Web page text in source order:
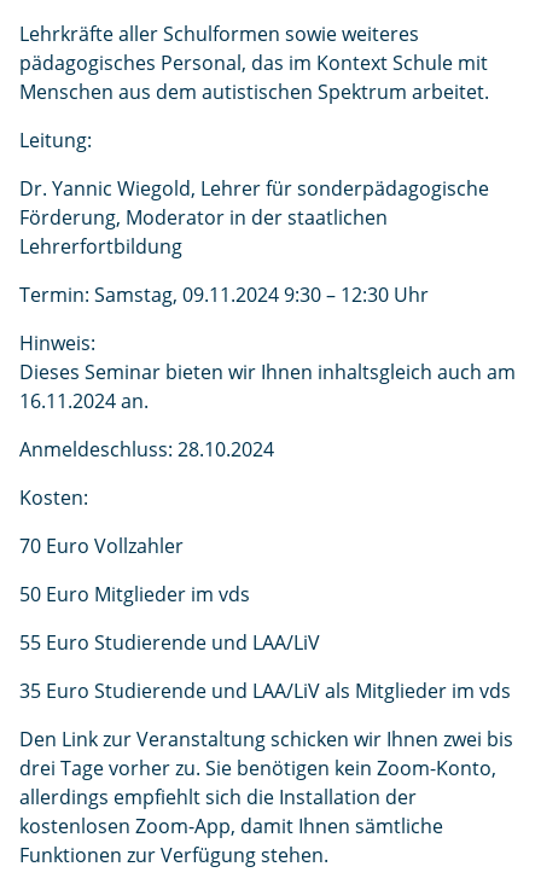
Lehrkräfte aller Schulformen sowie weiteres
pädagogisches Personal, das im Kontext Schule mit
Menschen aus dem autistischen Spektrum arbeitet.
Leitung:
Dr. Yannic Wiegold, Lehrer für sonderpädagogische
Förderung, Moderator in der staatlichen
Lehrerfortbildung
Termin: Samstag, 09.11.2024 9:30 – 12:30 Uhr
Hinweis:
Dieses Seminar bieten wir Ihnen inhaltsgleich auch am
16.11.2024 an.
Anmeldeschluss: 28.10.2024
Kosten:
70 Euro Vollzahler
50 Euro Mitglieder im vds
55 Euro Studierende und LAA/LiV
35 Euro Studierende und LAA/LiV als Mitglieder im vds
Den Link zur Veranstaltung schicken wir Ihnen zwei bis
drei Tage vorher zu. Sie benötigen kein Zoom-Konto,
allerdings empfiehlt sich die Installation der
kostenlosen Zoom-App, damit Ihnen sämtliche
Funktionen zur Verfügung stehen.